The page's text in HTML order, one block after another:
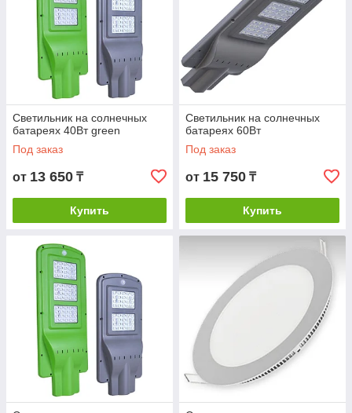
Светильник на солнечных
батареях 40Вт green
Под заказ
от 13 650 ₸
Купить
Светильник на солнечных
батареях 60Вт
Под заказ
от 15 750 ₸
Купить